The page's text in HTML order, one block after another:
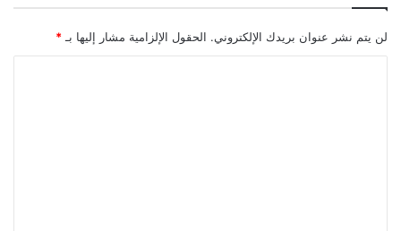
لن يتم نشر عنوان بريدك الإلكتروني. الحقول الإلزامية مشار إليها بـ *